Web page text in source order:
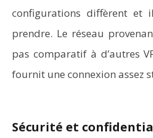
configurations diffèrent et
prendre. Le réseau
pas comparatif à d’autres
fournit une connexion assez
Sécurité et